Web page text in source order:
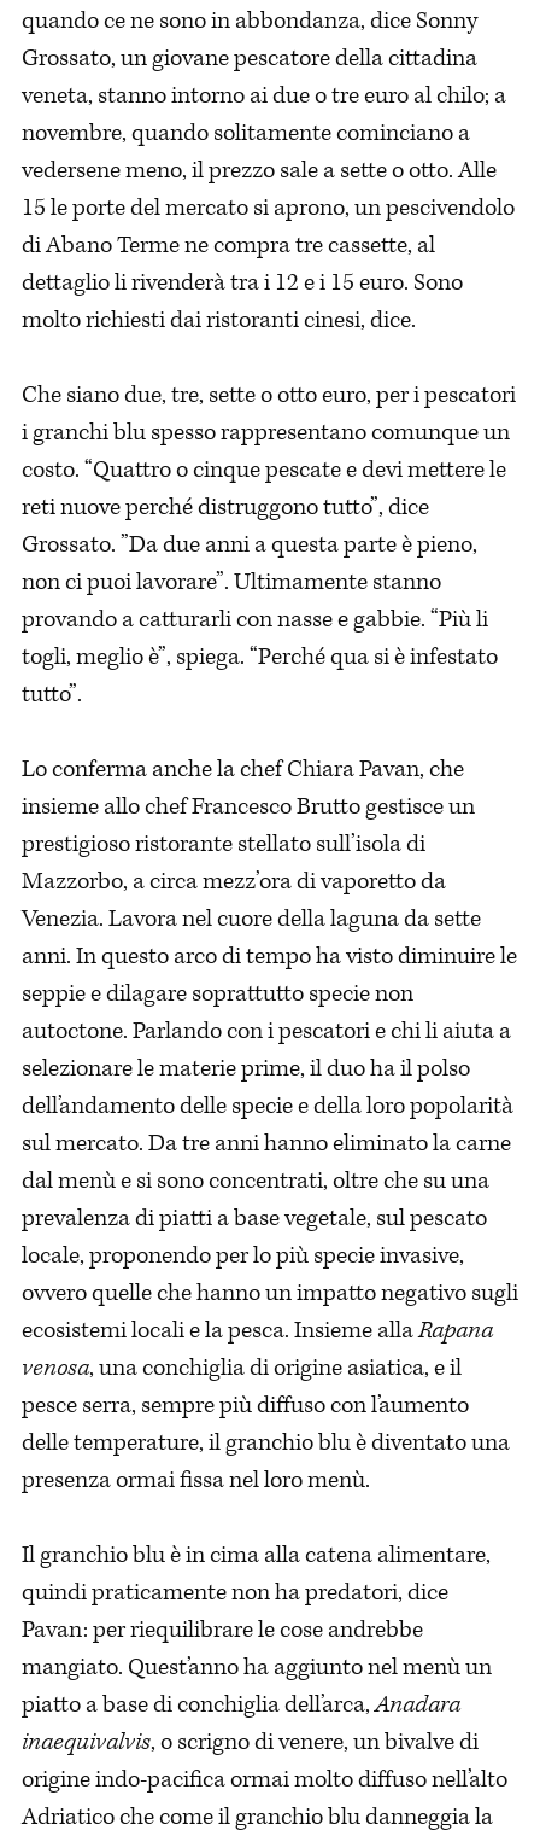
quando ce ne sono in abbondanza, dice Sonny
Grossato, un giovane pescatore della cittadina
veneta, stanno intorno ai due o tre euro al chilo; a
novembre, quando solitamente cominciano a
vedersene meno, il prezzo sale a sette o otto. Alle
15 le porte del mercato si aprono, un pescivendolo
di Abano Terme ne compra tre cassette, al
dettaglio li rivenderà tra i 12 e i 15 euro. Sono
molto richiesti dai ristoranti cinesi, dice.
Che siano due, tre, sette o otto euro, per i pescatori
i granchi blu spesso rappresentano comunque un
costo. “Quattro o cinque pescate e devi mettere le
reti nuove perché distruggono tutto”, dice
Grossato. ”Da due anni a questa parte è pieno,
non ci puoi lavorare”. Ultimamente stanno
provando a catturarli con nasse e gabbie. “Più li
togli, meglio è”, spiega. “Perché qua si è infestato
tutto”.
Lo conferma anche la chef Chiara Pavan, che
insieme allo chef Francesco Brutto gestisce un
prestigioso ristorante stellato sull’isola di
Mazzorbo, a circa mezz’ora di vaporetto da
Venezia. Lavora nel cuore della laguna da sette
anni. In questo arco di tempo ha visto diminuire le
seppie e dilagare soprattutto specie non
autoctone. Parlando con i pescatori e chi li aiuta a
selezionare le materie prime, il duo ha il polso
dell’andamento delle specie e della loro popolarità
sul mercato. Da tre anni hanno eliminato la carne
dal menù e si sono concentrati, oltre che su una
prevalenza di piatti a base vegetale, sul pescato
locale, proponendo per lo più specie invasive,
ovvero quelle che hanno un impatto negativo sugli
ecosistemi locali e la pesca. Insieme allaRapana
venosa, una conchiglia di origine asiatica, e il
pesce serra, sempre più diffuso con l’aumento
delle temperature, il granchio blu è diventato una
presenza ormai fissa nel loro menù.
Il granchio blu è in cima alla catena alimentare,
quindi praticamente non ha predatori, dice
Pavan: per riequilibrare le cose andrebbe
mangiato. Quest’anno ha aggiunto nel menù un
piatto a base di conchiglia dell’arca,Anadara
inaequivalvis, o scrigno di venere, un bivalve di
origine indo-pacifica ormai molto diffuso nell’alto
Adriatico che come il granchio blu danneggia la